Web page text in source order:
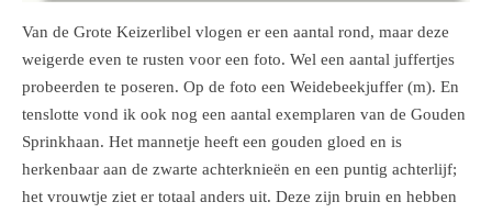
Van de Grote Keizerlibel vlogen er een aantal rond, maar deze
weigerde even te rusten voor een foto. Wel een aantal juffertjes
probeerden te poseren. Op de foto een Weidebeekjuffer (m). En
tenslotte vond ik ook nog een aantal exemplaren van de Gouden
Sprinkhaan. Het mannetje heeft een gouden gloed en is
herkenbaar aan de zwarte achterknieën en een puntig achterlijf;
het vrouwtje ziet er totaal anders uit. Deze zijn bruin en hebben